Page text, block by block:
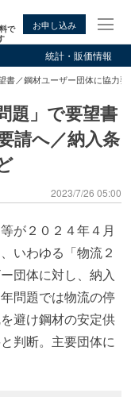
で
お申し込み
統計・販価情報
書／鋼材ユーザー団体に協力
題」で要望書
請へ／納入条
2023/7/26 05:00
が２０２４年４月
いわゆる「物流２
団体に対し、納入
問題では物流の停
避け鋼材の安定供
判断。主要団体に